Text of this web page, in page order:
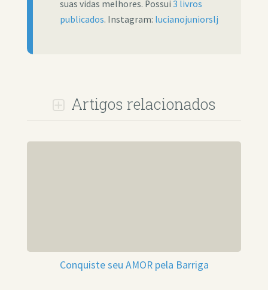
suas vidas melhores. Possui 3 livros
publicados. Instagram: lucianojuniorslj
Artigos relacionados
Conquiste seu AMOR pela Barriga